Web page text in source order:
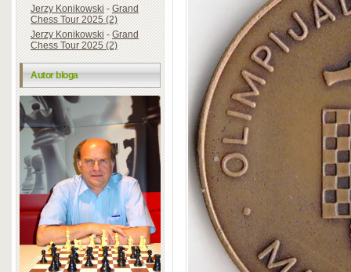
Jerzy Konikowski-Grand
Chess Tour 2025 (2)
Jerzy Konikowski-Grand
Chess Tour 2025 (2)
Autor bloga